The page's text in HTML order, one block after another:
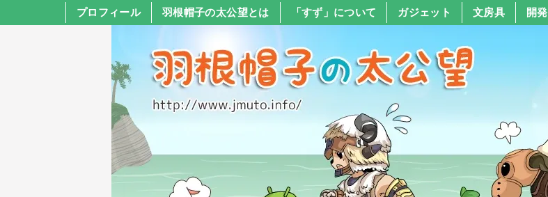
プロフィール 羽根帽子の太公望とは 「すず」について ガジェット 文房具 開発